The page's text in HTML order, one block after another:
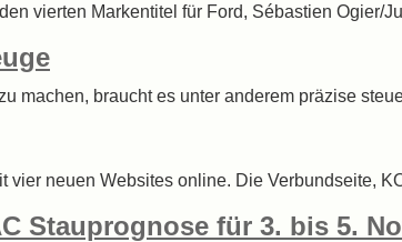
vierten Markentitel für Ford, Sébastien
machen, braucht es unter anderem präzise
neuen Websites online. Die Verbundseite,
Stauprognose für 3. bis 5.